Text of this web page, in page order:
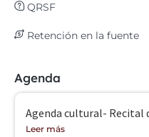
QRSF
Retención en la fuente
Agenda
Agenda cultural- Recital
Leer más